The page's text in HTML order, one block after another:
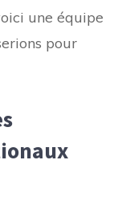
une équipe
pour